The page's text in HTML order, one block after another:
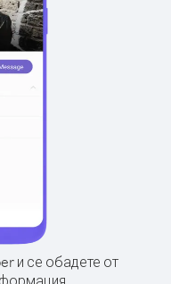
и се обадете от